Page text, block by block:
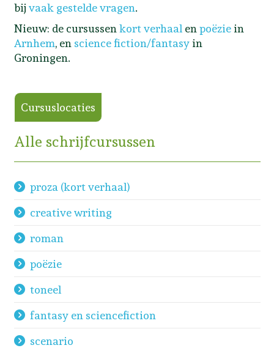
bij vaak gestelde vragen.
Nieuw: de cursussen kort verhaal en poëziein
Arnhem, en science fiction/fantasyin
Groningen.
Cursuslocaties
Alle schrijfcursussen
proza (kort verhaal)
creative writing
roman
poëzie
toneel
fantasy en sciencefiction
scenario